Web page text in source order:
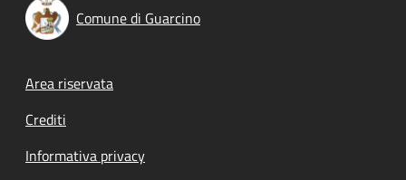
Comune di Guarcino
Footer menu
Area riservata
Crediti
Informativa privacy